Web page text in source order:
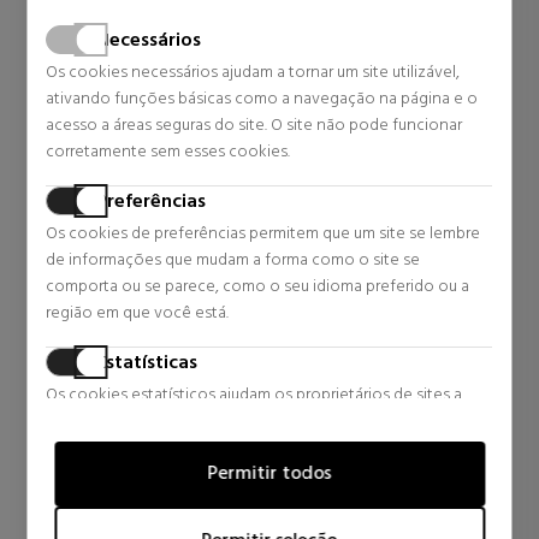
Necessários
Os cookies necessários ajudam a tornar um site utilizável,
ativando funções básicas como a navegação na página e o
acesso a áreas seguras do site. O site não pode funcionar
corretamente sem esses cookies.
Preferências
Os cookies de preferências permitem que um site se lembre
de informações que mudam a forma como o site se
comporta ou se parece, como o seu idioma preferido ou a
região em que você está.
Estatísticas
Os cookies estatísticos ajudam os proprietários de sites a
coletando e fornecendo informações de forma anônima.
Os cookies de marketing são usados para rastrear visitantes
Permitir todos
Energia Superior
Um perfume jovem e urbano para o homem aberto a novas
perspectivas e horizontes, composto por uma harmonia sutil de
notas amadeiradas, picantes e frescas que misturam toranja,
pimenta e vetiver. Brilhante e vibrante
Notas olfativas
As notas de topo são toranja.
As notas de coração são pimenta preta
As notas de fundo são vetiver
Palavras do perfumista
Higher exala uma energia suave, sensações aéreas. Perfumes
impetuosos, contemporâneos e urbanos. A luminosidade e
REVIEWS FOR SABINA.COM/EN